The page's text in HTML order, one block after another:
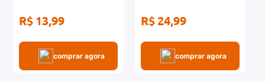
R$ 13,99
comprar agora
R$ 24,99
comprar agora